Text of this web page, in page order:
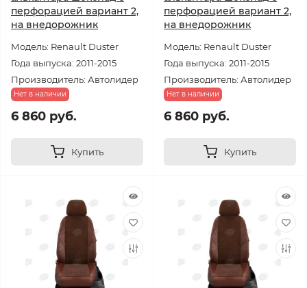
перфорацией вариант 2,
на внедорожник
Модель: Renault Duster
Года выпуска: 2011-2015
Производитель: Автолидер
Нет в наличии
6 860 руб.
Купить
перфорацией вариант 2,
на внедорожник
Модель: Renault Duster
Года выпуска: 2011-2015
Производитель: Автолидер
Нет в наличии
6 860 руб.
Купить